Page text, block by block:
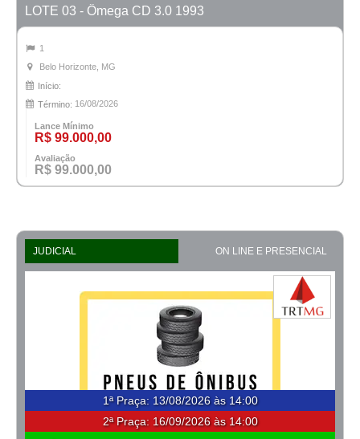
LOTE 03 - Ômega CD 3.0 1993
1
Belo Horizonte, MG
Início:
Término: 16/08/2026
Lance Mínimo
R$ 99.000,00
Avaliação
R$ 99.000,00
JUDICIAL ON LINE E PRESENCIAL
1ª Praça: 13/08/2026 às 14:00
2ª Praça: 16/09/2026 às 14:00